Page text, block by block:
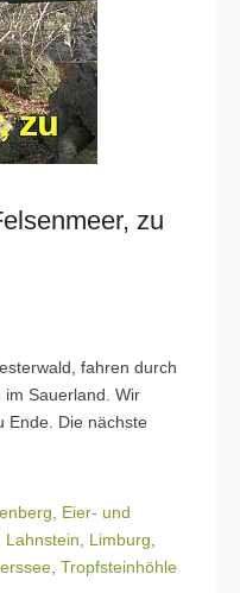
zu
fahren durch
Sauerland. Wir
Ende. Die nächste
Eier- und
Lahnstein Limburg
Tropfsteinhöhle